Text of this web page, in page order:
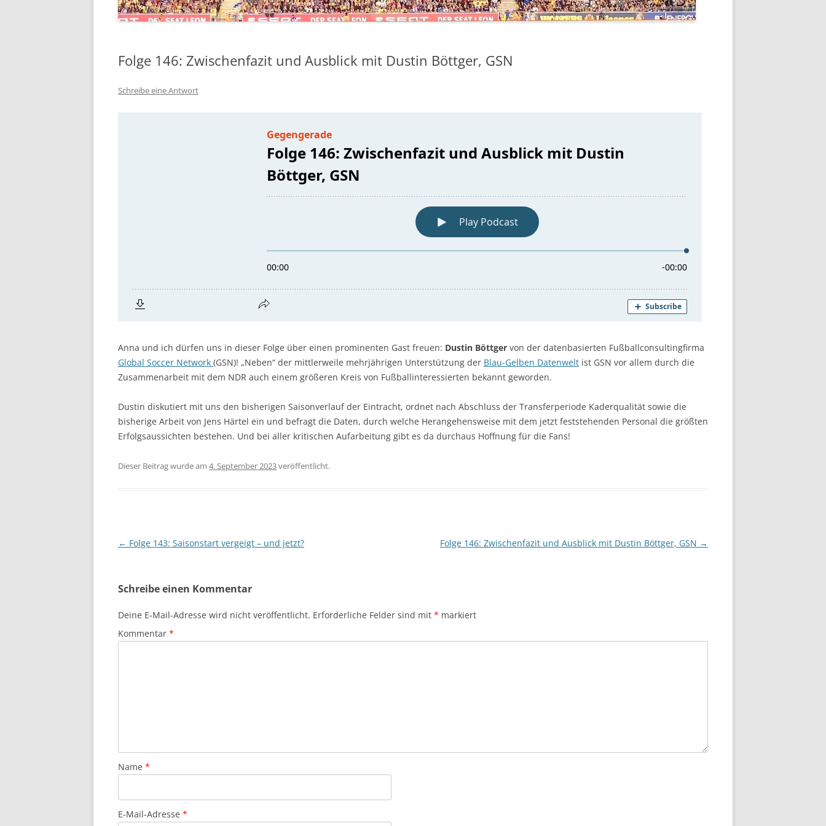
Folge 146: Zwischenfazit und Ausblick mit Dustin Böttger, GSN
Schreibe eine Antwort
Anna und ich dürfen uns in dieser Folge über einen prominenten Gast freuen: Dustin Böttger von der datenbasierten Fußballconsultingfirma
Global Soccer Network (GSN)! „Neben“ der mittlerweile mehrjährigen Unterstützung der Blau-Gelben Datenwelt ist GSN vor allem durch die
Zusammenarbeit mit dem NDR auch einem größeren Kreis von Fußballinteressierten bekannt geworden.
Dustin diskutiert mit uns den bisherigen Saisonverlauf der Eintracht, ordnet nach Abschluss der Transferperiode Kaderqualität sowie die
bisherige Arbeit von Jens Härtel ein und befragt die Daten, durch welche Herangehensweise mit dem jetzt feststehenden Personal die größten
Erfolgsaussichten bestehen. Und bei aller kritischen Aufarbeitung gibt es da durchaus Hoffnung für die Fans!
Dieser Beitrag wurde am 4. September 2023veröffentlicht.
Beitragsnavigation
← Folge 143: Saisonstart vergeigt – und jetzt? Folge 146: Zwischenfazit und Ausblick mit Dustin Böttger, GSN →
Schreibe einen Kommentar
Deine E-Mail-Adresse wird nicht veröffentlicht. Erforderliche Felder sind mit * markiert
Kommentar *
Name *
E-Mail-Adresse *